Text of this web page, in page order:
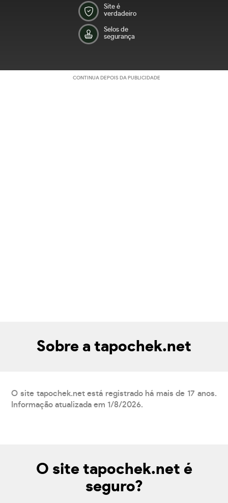
Site é
verdadeiro
Selos de
segurança
CONTINUA DEPOIS DA PUBLICIDADE
Sobre a tapochek.net
O site tapochek.net está registrado há mais de 17 anos.
Informação atualizada em 1/8/2026.
O site tapochek.net é
seguro?